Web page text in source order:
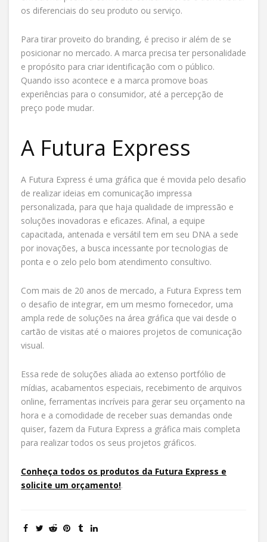
os diferenciais do seu produto ou serviço.
Para tirar proveito do branding, é preciso ir além de se
posicionar no mercado. A marca precisa ter personalidade
e propósito para criar identificação com o público.
Quando isso acontece e a marca promove boas
experiências para o consumidor, até a percepção de
preço pode mudar.
A Futura Express
A Futura Express é uma gráfica que é movida pelo desafio
de realizar ideias em comunicação impressa
personalizada, para que haja qualidade de impressão e
soluções inovadoras e eficazes. Afinal, a equipe
capacitada, antenada e versátil tem em seu DNA a sede
por inovações, a busca incessante por tecnologias de
ponta e o zelo pelo bom atendimento consultivo.
Com mais de 20 anos de mercado, a Futura Express tem
o desafio de integrar, em um mesmo fornecedor, uma
ampla rede de soluções na área gráfica que vai desde o
cartão de visitas até o maiores projetos de comunicação
visual.
Essa rede de soluções aliada ao extenso portfólio de
mídias, acabamentos especiais, recebimento de arquivos
online, ferramentas incríveis para gerar seu orçamento na
hora e a comodidade de receber suas demandas onde
quiser, fazem da Futura Express a gráfica mais completa
para realizar todos os seus projetos gráficos.
Conheça todos os produtos da Futura Express e
solicite um orçamento!.